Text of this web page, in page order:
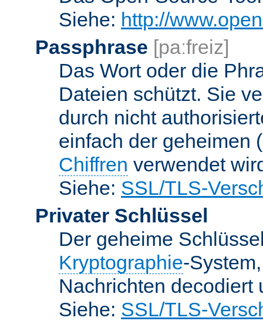
Siehe: http://
Passphrase [paːfreiz]
Das Wort oder die
Dateien schützt. Sie
durch nicht
einfach der geheimen
Chiffren verwendet
Siehe: SSL/TLS-
Privater Schlüssel
Der geheime
Kryptographie-
Nachrichten decodiert
Siehe: SSL/TLS-